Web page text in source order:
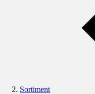
Sortiment